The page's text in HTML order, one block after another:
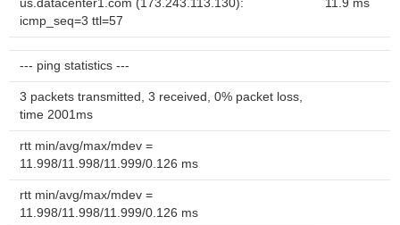
us.datacenter1.com (173.243.113.130):
icmp_seq=3 ttl=57
11.9 ms
--- ping statistics ---
3 packets transmitted, 3 received, 0% packet loss,
time 2001ms
rtt min/avg/max/mdev =
11.998/11.998/11.999/0.126 ms
rtt min/avg/max/mdev =
11.998/11.998/11.999/0.126 ms